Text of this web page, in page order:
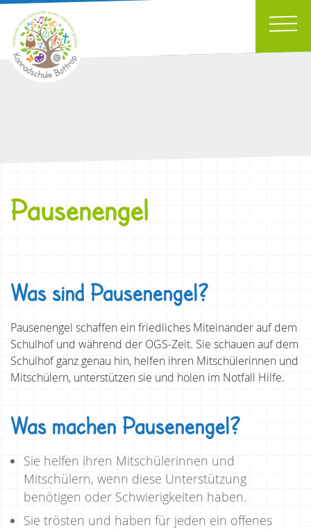
Pausenengel
Was sind Pausenengel?
Pausenengel schaffen ein friedliches Miteinander auf dem
Schulhof und während der OGS-Zeit. Sie schauen auf dem
Schulhof ganz genau hin, helfen ihren Mitschülerinnen und
Mitschülern, unterstützen sie und holen im Notfall Hilfe.
Was machen Pausenengel?
Sie helfen ihren Mitschülerinnen und
Mitschülern, wenn diese Unterstützung
benötigen oder Schwierigkeiten haben.
Sie trösten und haben für jeden ein offenes